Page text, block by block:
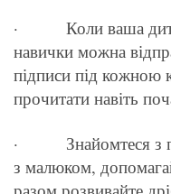
· Коли ваша
навички можна
підписи під кожною
прочитати навіть
· Знайомтеся з
з малюком,